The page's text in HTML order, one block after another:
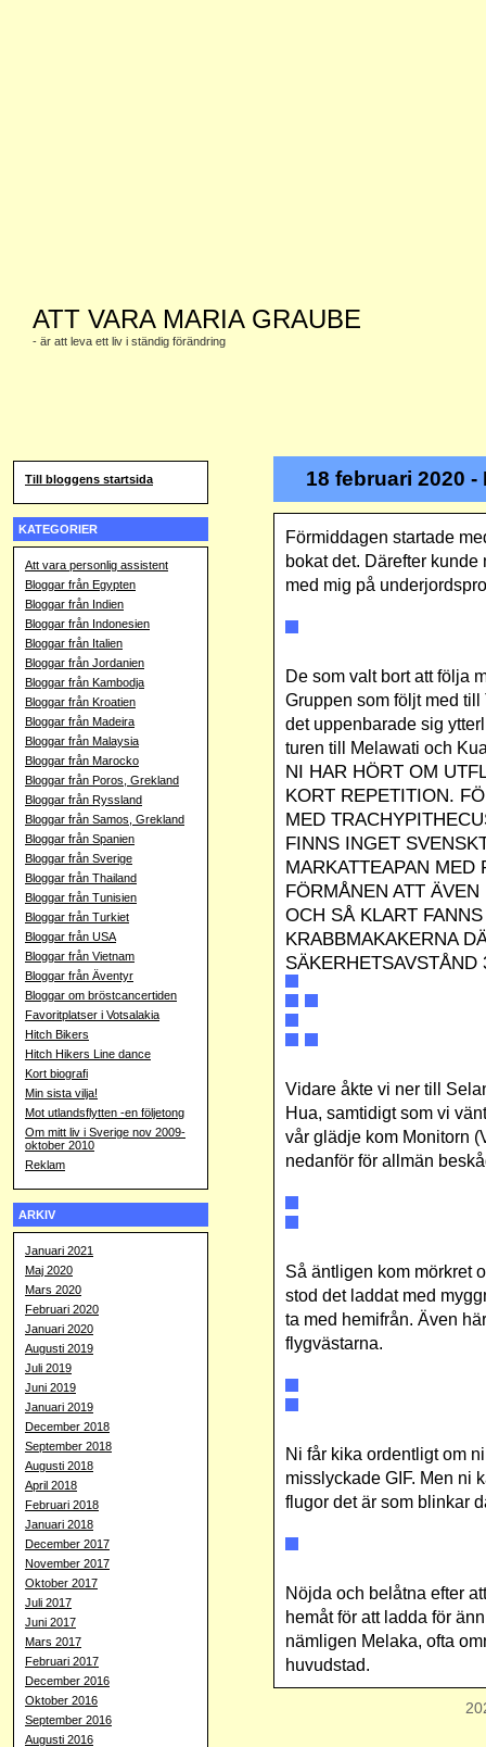
ATT VARA MARIA GRAUBE
- är att leva ett liv i ständig förändring
18 februari 2020
Förmiddagen startade
bokat det. Därefter
med mig på
De som valt bort att följa
Gruppen som följt med
det uppenbarade sig
turen till Melawati och
NI HAR HÖRT OM
KORT REPETITION.
MED
FINNS INGET
MARKATTEAPAN
FÖRMÅNEN ATT
OCH SÅ KLART
KRABBMAKAKERNA
SÄKERHETSAVSTÅND
Vidare åkte vi ner till
Hua, samtidigt som vi
vår glädje kom Monitorn (
nedanför för allmän
Så äntligen kom mörkret
stod det laddat med
ta med hemifrån. Även
flygvästarna.
Ni får kika ordentligt om
misslyckade GIF. Men ni
flugor det är som blinkar
Nöjda och belåtna efter
hemåt för att ladda för
nämligen Melaka, ofta
huvudstad.
Till bloggens startsida
KATEGORIER
Att vara personlig assistent
Bloggar från Egypten
Bloggar från Indien
Bloggar från Indonesien
Bloggar från Italien
Bloggar från Jordanien
Bloggar från Kambodja
Bloggar från Kroatien
Bloggar från Madeira
Bloggar från Malaysia
Bloggar från Marocko
Bloggar från Poros, Grekland
Bloggar från Ryssland
Bloggar från Samos, Grekland
Bloggar från Spanien
Bloggar från Sverige
Bloggar från Thailand
Bloggar från Tunisien
Bloggar från Turkiet
Bloggar från USA
Bloggar från Vietnam
Bloggar från Äventyr
Bloggar om bröstcancertiden
Favoritplatser i Votsalakia
Hitch Bikers
Hitch Hikers Line dance
Kort biografi
Min sista vilja!
Mot utlandsflytten -en följetong
Om mitt liv i Sverige nov 2009-
oktober 2010
Reklam
ARKIV
Januari 2021
Maj 2020
Mars 2020
Februari 2020
Januari 2020
Augusti 2019
Juli 2019
Juni 2019
Januari 2019
December 2018
September 2018
Augusti 2018
April 2018
Februari 2018
Januari 2018
December 2017
November 2017
Oktober 2017
Juli 2017
Juni 2017
Mars 2017
Februari 2017
December 2016
Oktober 2016
September 2016
Augusti 2016